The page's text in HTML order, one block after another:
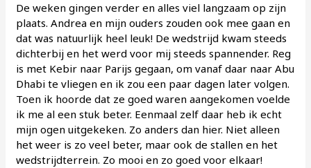
De weken gingen verder en alles viel langzaam op zijn
plaats. Andrea en mijn ouders zouden ook mee gaan en
dat was natuurlijk heel leuk! De wedstrijd kwam steeds
dichterbij en het werd voor mij steeds spannender. Reg
is met Kebir naar Parijs gegaan, om vanaf daar naar Abu
Dhabi te vliegen en ik zou een paar dagen later volgen.
Toen ik hoorde dat ze goed waren aangekomen voelde
ik me al een stuk beter. Eenmaal zelf daar heb ik echt
mijn ogen uitgekeken. Zo anders dan hier. Niet alleen
het weer is zo veel beter, maar ook de stallen en het
wedstrijdterrein. Zo mooi en zo goed voor elkaar!